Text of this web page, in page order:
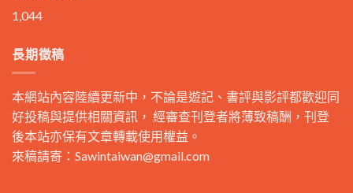
1,044
長期徵稿
本網站內容陸續更新中，不論是遊記、書評與影評都歡迎同
好投稿與提供相關資訊， 經審查刊登者將薄致稿酬，刊登
後本站亦保有文章轉載使用權益。
來稿請寄： Sawintaiwan@gmail.com